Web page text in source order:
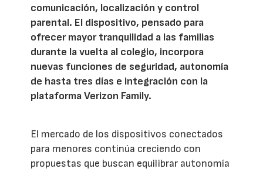
comunicación, localización y control
parental. El dispositivo, pensado para
ofrecer mayor tranquilidad a las familias
durante la vuelta al colegio, incorpora
nuevas funciones de seguridad, autonomía
de hasta tres días e integración con la
plataforma Verizon Family.
El mercado de los dispositivos conectados
para menores continúa creciendo con
propuestas que buscan equilibrar autonomía